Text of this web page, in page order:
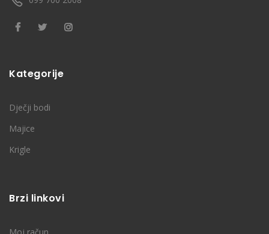
Kategorije
Dječji bodi
Majice
Krigle
Brzi linkovi
Moj račun